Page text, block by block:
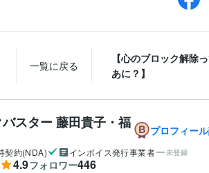
一覧に戻る
【心のブロック解除
あに？】
スター 藤田貴子・福
プロフィー
契約(NDA) インボイス発行事業者 未登録
4.9フォロワー446